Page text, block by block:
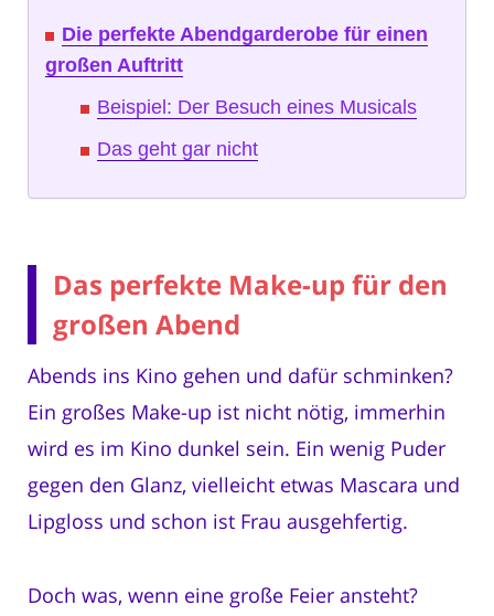
Die perfekte Abendgarderobe für einen
großen Auftritt
Beispiel: Der Besuch eines Musicals
Das geht gar nicht
Das perfekte Make-up für den
großen Abend
Abends ins Kino gehen und dafür schminken?
Ein großes Make-up ist nicht nötig, immerhin
wird es im Kino dunkel sein. Ein wenig Puder
gegen den Glanz, vielleicht etwas Mascara und
Lipgloss und schon ist Frau ausgehfertig.
Doch was, wenn eine große Feier ansteht?